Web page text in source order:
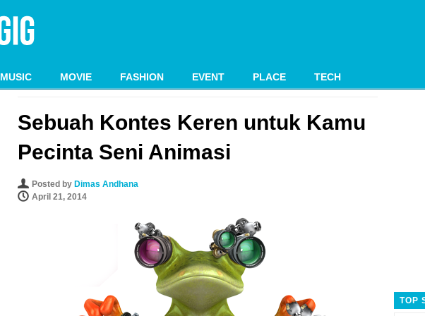
MUSIC MOVIE FASHION EVENT PLACE TECH
Sebuah Kontes Keren untuk Kamu
Pecinta Seni Animasi
Posted by Dimas Andhana
April 21, 2014
TOP